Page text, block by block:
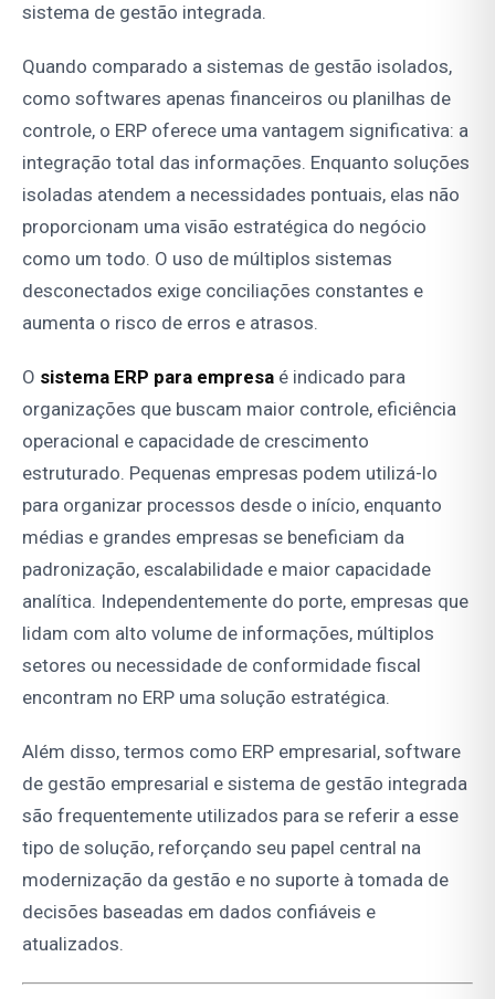
sistema de gestão integrada.
Quando comparado a sistemas de gestão isolados,
como softwares apenas financeiros ou planilhas de
controle, o ERP oferece uma vantagem significativa: a
integração total das informações. Enquanto soluções
isoladas atendem a necessidades pontuais, elas não
proporcionam uma visão estratégica do negócio
como um todo. O uso de múltiplos sistemas
desconectados exige conciliações constantes e
aumenta o risco de erros e atrasos.
O sistema ERP para empresa é indicado para
organizações que buscam maior controle, eficiência
operacional e capacidade de crescimento
estruturado. Pequenas empresas podem utilizá-lo
para organizar processos desde o início, enquanto
médias e grandes empresas se beneficiam da
padronização, escalabilidade e maior capacidade
analítica. Independentemente do porte, empresas que
lidam com alto volume de informações, múltiplos
setores ou necessidade de conformidade fiscal
encontram no ERP uma solução estratégica.
Além disso, termos como ERP empresarial, software
de gestão empresarial e sistema de gestão integrada
são frequentemente utilizados para se referir a esse
tipo de solução, reforçando seu papel central na
modernização da gestão e no suporte à tomada de
decisões baseadas em dados confiáveis e
atualizados.